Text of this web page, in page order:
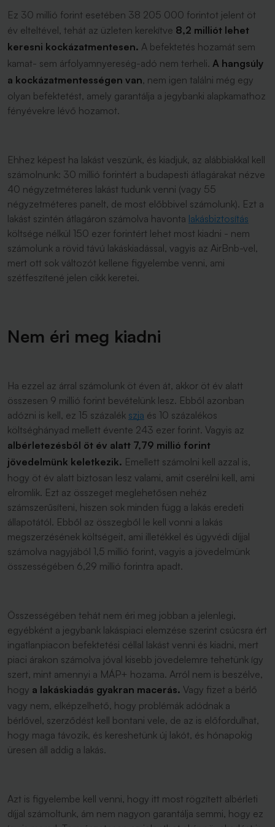
Ez 30 millió forint esetében 38 205 000 forintot jelent öt
év elteltével, tehát az üzleten kerekítve 8,2 milliót lehet
keresni kockázatmentesen. A befektetés hozamát sem
kamat- sem árfolyamnyereség-adó nem terheli. A hangsúly
a kockázatmentességen van, nem igen találni még egy
olyan befektetést, amely garantálja a jegybanki alapkamathoz
fényévekre lévő hozamot.
Ehhez képest ha lakást veszünk, és kiadjuk, az alábbiakkal kell
számolnunk: 30 millió forintért a budapesti átlagárakat nézve
40 négyzetméteres lakást tudunk venni (vagy 55
négyzetméteres panelt, de most előbbivel számolunk). Ezt a
lakást szintén átlagáron számolva havonta lakásbiztosítás
költsége nélkül 150 ezer forintért lehet most kiadni - nem
számolunk a rövid távú lakáskiadással, vagyis az AirBnb-vel,
mert ott sok változót kellene figyelembe venni, ami
szétfeszítené jelen cikk keretei.
Nem éri meg kiadni
Ha ezzel az árral számolunk öt éven át, akkor öt év alatt
összesen 9 millió forint bevételünk lesz. Ebből azonban
adózni is kell, ez 15 százalék szja és 10 százalékos
költséghányad mellett évente 243 ezer forint. Vagyis az
albérletezésből öt év alatt 7,79 millió forint
jövedelmünk keletkezik. Emellett számolni kell azzal is,
hogy öt év alatt biztosan lesz valami, amit cserélni kell, ami
elromlik. Ezt az összeget meglehetősen nehéz
számszerűsíteni, hiszen sok minden függ a lakás eredeti
állapotától. Ebből az összegből le kell vonni a lakás
megszerzésének költségeit, ami illetékkel és ügyvédi díjjal
számolva nagyjából 1,5 millió forint, vagyis a jövedelmünk
összességében 6,29 millió forintra apadt.
Összességében tehát nem éri meg jobban a jelenlegi,
egyébként a jegybank lakáspiaci elemzése szerint csúcsra ért
ingatlanpiacon befektetési céllal lakást venni és kiadni, mert
piaci árakon számolva jóval kisebb jövedelemre tehetünk így
szert, mint amennyi a MÁP+ hozama. Arról nem is beszélve,
hogy a lakáskiadás gyakran macerás. Vagy fizet a bérlő
vagy nem, elképzelhető, hogy problémák adódnak a
bérlővel, szerződést kell bontani vele, de az is előfordulhat,
hogy maga távozik, és kereshetünk új lakót, és hónapokig
üresen áll addig a lakás.
Azt is figyelembe kell venni, hogy itt most rögzített albérleti
díjjal számoltunk, ám nem nagyon garantálja semmi, hogy ez